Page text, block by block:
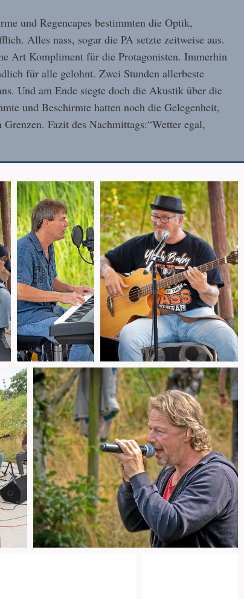
und Regencapes bestimmten die Optik,
Alles nass, sogar die PA setzte zeitweise aus.
Art Kompliment für die Protagonisten. Immerhin
für alle gelohnt. Zwei Stunden allerbeste
Und am Ende siegte doch die Akustik über die
und Beschirmte hatten noch die Gelegenheit,
Fazit des Nachmittags:“Wetter egal,